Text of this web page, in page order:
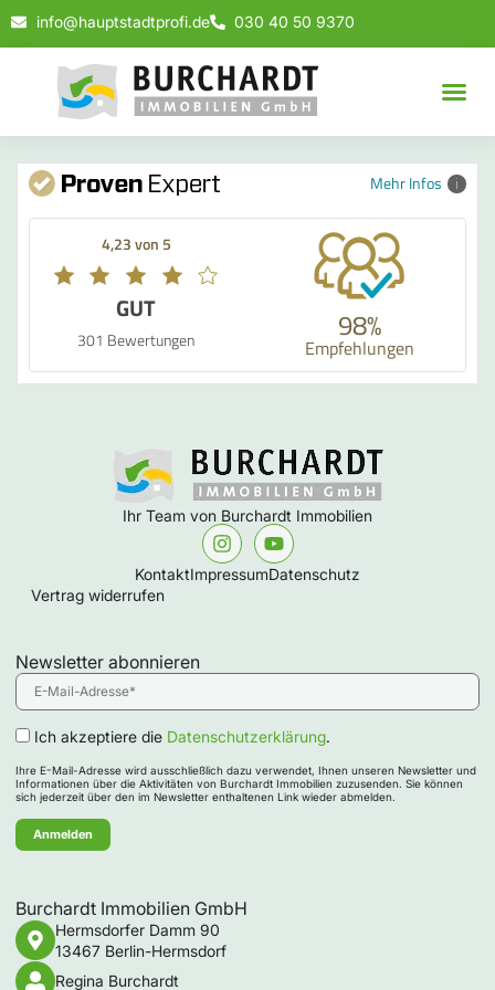
info@hauptstadtprofi.de 030 40 50 9370
Mehr Infos
4,23 von 5
GUT
301 Bewertungen 98%
Empfehlungen
Ihr Team von Burchardt Immobilien
KontaktImpressumDatenschutz
Vertrag widerrufen
Newsletter abonnieren
Ich akzeptiere die Datenschutzerklärung.
Ihre E-Mail-Adresse wird ausschließlich dazu verwendet, Ihnen unseren Newsletter und
Informationen über die Aktivitäten von Burchardt Immobilien zuzusenden. Sie können
sich jederzeit über den im Newsletter enthaltenen Link wieder abmelden.
Burchardt Immobilien GmbH
Hermsdorfer Damm 90
13467 Berlin-Hermsdorf
Regina Burchardt